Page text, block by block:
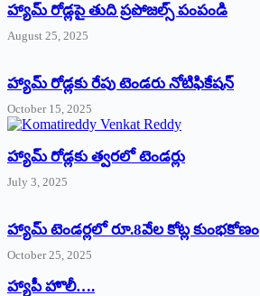
హ్యామ్‌ రోడ్లపై తుది ప్రపోజల్స్‌ పంపండి
August 25, 2025
హ్యామ్‌ రోడ్లకు రేపు టెండరు నోటిఫికేషన్‌
October 15, 2025
హ్యామ్‌ రోడ్లకు త్వరలో టెండర్లు
July 3, 2025
హ్యామ్‌ ‌టెండర్లలో రూ.8వేల కోట్ల కుంభకోణం
October 25, 2025
హ్యాపీ హొలీ….